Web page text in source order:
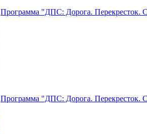
Программа "ДПС: Дорога. Перекресток.
Программа "ДПС: Дорога. Перекресток.